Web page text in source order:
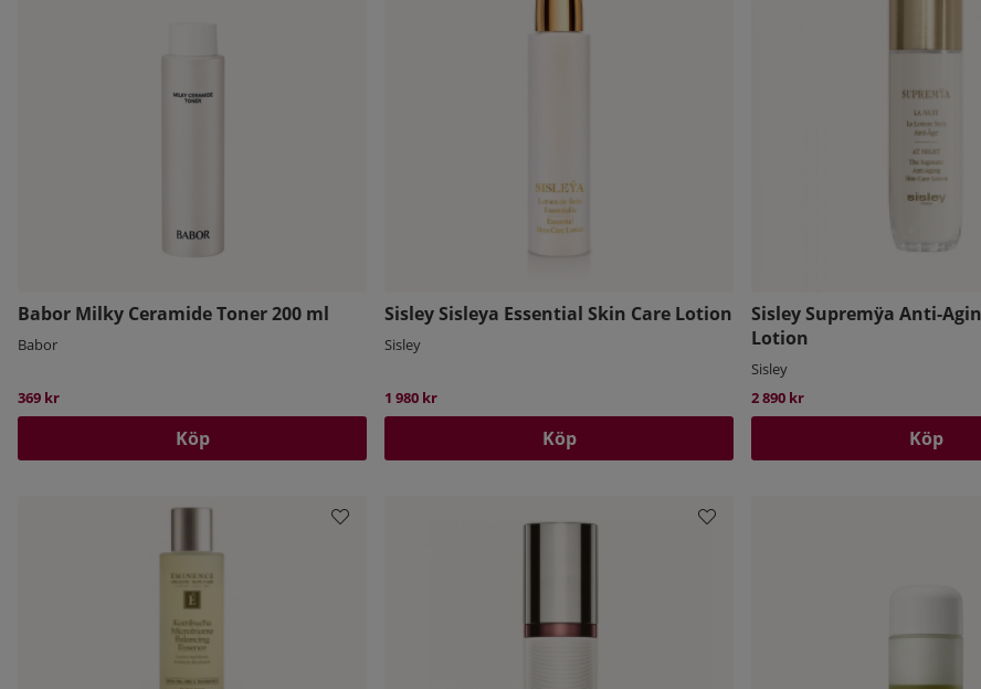
Babor Milky Ceramide Toner 200 ml
Babor
369 kr
Köp
Sisley Sisleya Essential Skin Care Lotion
Sisley
1 980 kr
Köp
Sisley Supremÿa Anti-
Lotion
Sisley
2 890 kr
Köp